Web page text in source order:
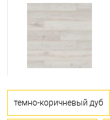
темно-коричневый дуб